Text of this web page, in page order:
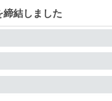
結しました